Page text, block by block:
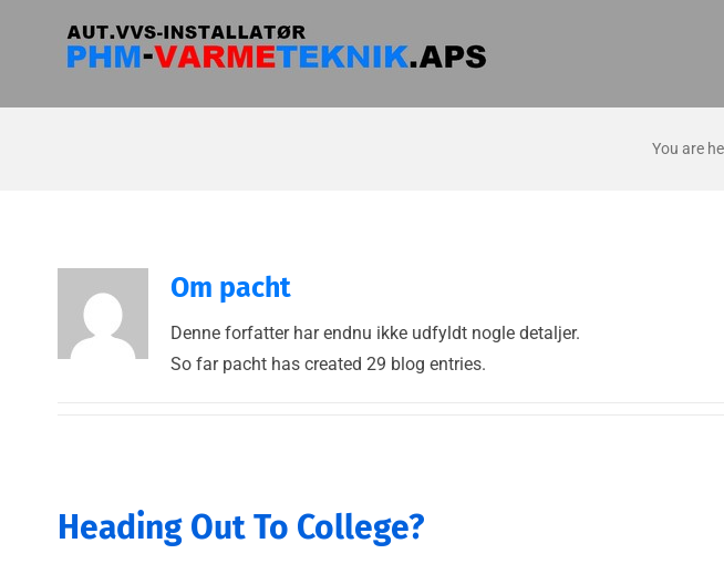
You are
Om pacht
Denne forfatter har endnu ikke udfyldt nogle detaljer.
So far pacht has created 29 blog entries.
Heading Out To College?